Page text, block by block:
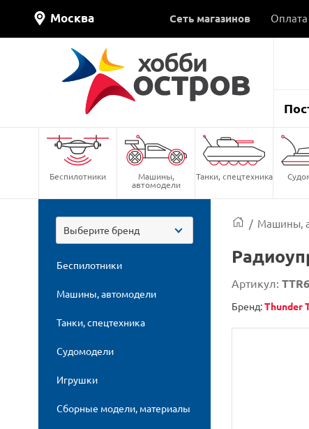
Москва Сеть магазинов Оплата
Беспилотники Машины,
автомодели
Танки, спецтехника
Выберите бренд
Беспилотники
Машины, автомодели
Танки, спецтехника
Судомодели
Игрушки
Сборные модели, материалы
/ Машины,
Артикул:
Бренд:Thunder